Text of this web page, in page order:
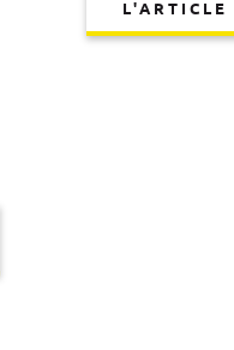
L'ARTICLE